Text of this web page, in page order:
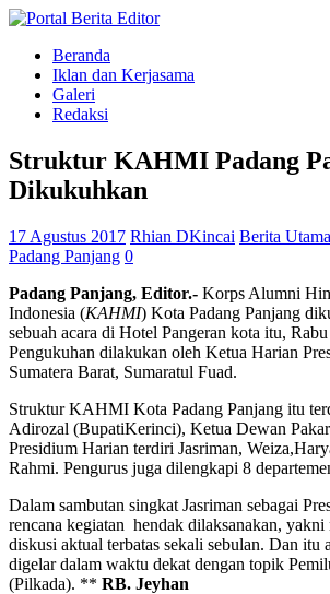
Beranda
Iklan dan Kerjasama
Galeri
Redaksi
Struktur KAHMI Padang
Dikukuhkan
17 Agustus 2017 Rhian DKincai Berita Utama
Padang Panjang 0
Padang Panjang, Editor.- Korps Alumni
Indonesia (KAHMI) Kota Padang Panjang
sebuah acara di Hotel Pangeran kota itu,
Pengukuhan dilakukan oleh Ketua Harian
Sumatera Barat, Sumaratul Fuad.
Struktur KAHMI Kota Padang Panjang itu
Adirozal (BupatiKerinci), Ketua Dewan
Presidium Harian terdiri Jasriman,
Rahmi. Pengurus juga dilengkapi 8
Dalam sambutan singkat Jasriman sebagai
rencana kegiatan hendak dilaksanakan, yakni
diskusi aktual terbatas sekali sebulan. Dan itu
digelar dalam waktu dekat dengan topik
(Pilkada). ** RB. Jeyhan